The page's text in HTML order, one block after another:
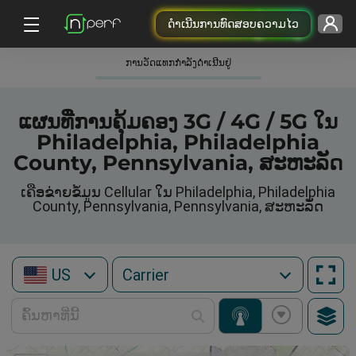
ດຳເນີນການທົດສອບຄວາມໄວ
ການວັດແທກກໍາລັງດໍາເນີນຢູ່
ແຜນທີ່ການຄຸ້ມຄອງ 3G / 4G / 5G ໃນ
Philadelphia, Philadelphia
County, Pennsylvania, ສະຫະລັດ
ເຄືອຂ່າຍຂໍ້ມູນ Cellular ໃນ Philadelphia, Philadelphia
County, Pennsylvania, Pennsylvania, ສະຫະລັດ
US